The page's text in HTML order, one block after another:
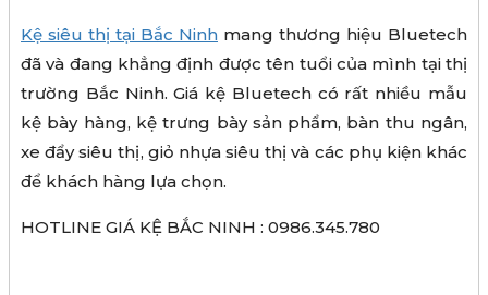
Kệ siêu thị tại Bắc Ninh mang thương hiệu Bluetech
đã và đang khẳng định được tên tuổi của mình tại thị
trường Bắc Ninh. Giá kệ Bluetech có rất nhiều mẫu
kệ bày hàng, kệ trưng bày sản phẩm, bàn thu ngân,
xe đẩy siêu thị, giỏ nhựa siêu thị và các phụ kiện khác
để khách hàng lựa chọn.
HOTLINE GIÁ KỆ BẮC NINH : 0986.345.780